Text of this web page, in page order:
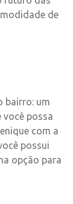
de
bairro: um
possa
com a
possui
opção para